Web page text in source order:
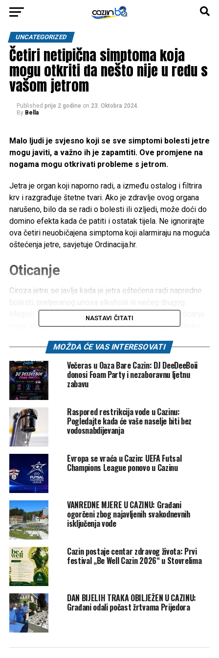
UNCATEGORIZED
Četiri netipična simptoma koja
mogu otkriti da nešto nije u redu s
vašom jetrom
Published prije 2 godine on 23. Oktobra 2024.
By Bella
Malo ljudi je svjesno koji se sve simptomi bolesti jetre
mogu javiti, a važno ih je zapamtiti. Ove promjene na
nogama mogu otkrivati probleme s jetrom.
Jetra je organ koji naporno radi, a između ostalog i filtrira
krv i razgrađuje štetne tvari. Ako je zdravlje ovog organa
narušeno, bilo da se radi o bolesti ili ozljedi, može doći do
domino efekta kada će patiti i ostatak tijela. Ne ignorirajte
ova četiri neuobičajena simptoma koji alarmiraju na moguća
oštećenja jetre, savjetuje Ordinacija.hr.
Oticanje
Ciroza jetre se javlja kada je jetra oštećena radi napredne
Mogući simptomi koji mogu ukazivati na cirozu je oticanje
nogu, stopala ili gležnjeva, kako navode stručnjaci klinike
do toga dolazi radi pojačanog pritiska na venu portu što
može uzrokovati nakupljanje tekućine u nogama i
abdomenu.
Dodatni simptomi koji se mogu primijetiti su gubitak
apetita i kilograma, žutica, mučnina ili nastanak modrica.
Grčevi u mišićima
Dok grčevi u mišićima nisu tipičan simptom ciroze jetre,
novija istraživanja kažu kako bi mogla postojati poveznica
između grčeva i ovog stanja. Rezultati studije koji su
objavljeni u magazinu o medicini u Americi otkriva kako
101 od 150 ispitanika s cirozom doživjelo ovaj simptom
prije studije.
Istraživanje ističe kako su grčevi u mišićima povezani sa
istraživanje nije pokazalo zašto do grčenja dolazi kod
pacijenata s cirozom, smatraju da bi u pitanju mogao biti
disbalans elektrolita, endokrinog sustava…
Bol u zglobovima
Bol u zglobovima može biti uzrokovana raznim stanjima, ali
upale jetre koji se može javiti kao oblik akutne infekcije ili
NASTAVI ČITATI
MOŽDA ĆE VAS INTERESOVATI
Večeras u Oaza Bare Cazin: DJ DeeDeeBoii
donosi Foam Party i nezaboravnu ljetnu
zabavu
Raspored restrikcija vode u Cazinu:
Pogledajte kada će vaše naselje biti bez
vodosnabdijevanja
Evropa se vraća u Cazin: UEFA Futsal
Champions League ponovo u Cazinu
VANREDNE MJERE U CAZINU: Građani
ogorčeni zbog najavljenih svakodnevnih
isključenja vode
Cazin postaje centar zdravog života: Prvi
festival „Be Well Cazin 2026“ u Stovrelima
DAN BIJELIH TRAKA OBILJEŽEN U CAZINU:
Građani odali počast žrtvama Prijedora